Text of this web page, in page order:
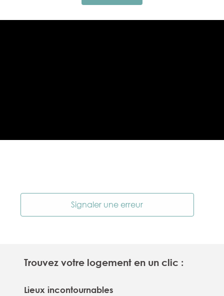
Signaler une erreur
Trouvez votre logement en un clic :
Lieux incontournables